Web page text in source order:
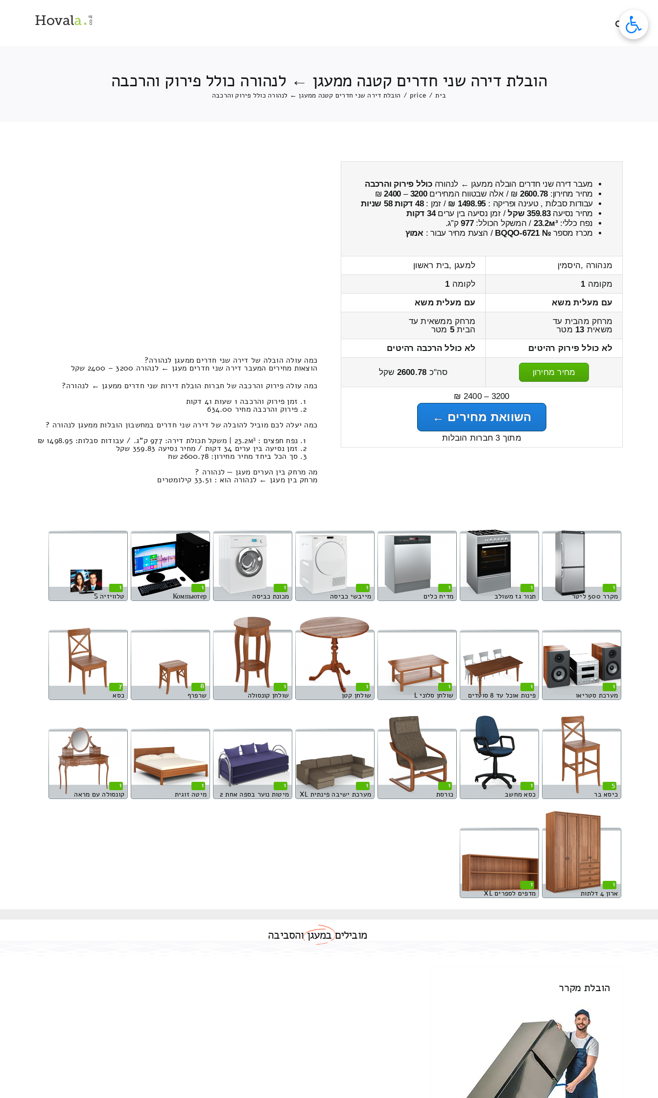
הובלת דירה שני חדרים קטנה ממעגן ← לנהורה כולל פירוק והרכבה
בית /
price
/ הובלת דירה שני חדרים קטנה ממעגן ← לנהורה כולל פירוק והרכבה
מעבר דירה שני חדרים הובלה ממעגן ← לנהורהכולל פירוק והרכבה
מחיר מחירון: 2600.78 ₪ / אלה שבטווח המחירים3200
–
2400
₪
עבודות סבלות , טעינה ופריקה : 1498.95 ₪ / זמן :48 דקות 58 שניות
מחיר נסיעה359.83 שקל / זמן נסיעה בין ערים34 דקות
נפח כללי:23.2м³ / המשקל הכולל:977ק”ג.
מכרז מספר № BQQO-6721 / הצעת מחיר עבור : אמוץ
מנהורה ,היסמין
למעגן ,בית ראשון
מקומה 1 לקומה 1
עם מעלית משא
עם מעלית משא
מרחק מהבית עד
משאית 13 מטר
מרחק ממשאית עד
הבית5 מטר
לא כולל פירוק רהיטים
לא כולל הרכבה רהיטים
מחיר מחירון סה"כ 2600.78 שקל
3200 – 2400 ₪
השוואת מחירים ←
מתוך 3 חברות הובלות
כמה עולה הובלה של דירה שני חדרים ממעגן לנהורה?
הוצאות מחירים המעבר דירה שני חדרים מעגן ← לנהורה 3200 – 2400 שקל
כמה עולה פירוק והרכבה של חברות הובלת דירות שני חדרים ממעגן ← לנהורה?
זמן פירוק והרכבה 1 שעות 41 דקות
פירוק והרכבה מחיר 634.00
כמה יעלה לכם מוביל להובלה של דירה שני חדרים במחשבון הובלות ממעגן לנהורה ?
נפח חפצים : 23.2м³ | משקל תכולת דירה: 977 ק”ג. / עבודות סבלות: 1498.95 ₪
זמן נסיעה בין ערים 34 דקות / מחיר נסיעה 359.83 שקל
סך הכל ביחד מחיר מחירון: 2600.78 שח
מה מרחק בין הערים מעגן — לנהורה ?
מרחק בין מעגן ← לנהורה הוא : 33.51 קילומטרים
1
מקרר 500 ליטר
1
תנור גז משולב
1
מדיח כלים
1
מייבשי כביסה
1
מכונת כביסה
1
Компьютер
1
טלוויזיה S
1
מערכת סטריאו
1
פינות אוכל עד 8 סועדים
1
שולחן סלוני L
1
שולחן קטן
1
שולחן קונסולה
8
שרפרף
7
כסא
5
כיסא בר
1
כסא מחשב
1
כורסת
1
מערכת ישיבה פינתית XL
1
מיטות נוער בספה אחת 2
1
מיטה זוגית
1
קונסולה עם מראה
1
ארון 4 דלתות
1
מדפים לספרים XL
מוביליםבמעגןוהסביבה
הובלת מקרר